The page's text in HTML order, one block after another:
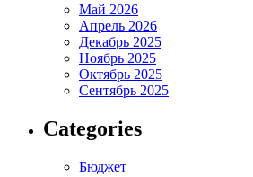
Май 2026
Апрель 2026
Декабрь 2025
Ноябрь 2025
Октябрь 2025
Сентябрь 2025
Categories
Бюджет